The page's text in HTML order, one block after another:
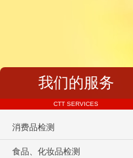
我们的服务
CTT SERVICES
消费品检测
食品、化妆品检测